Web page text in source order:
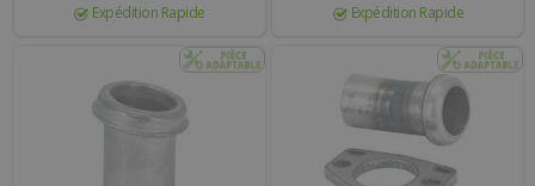
Expédition Rapide Expédition Rapide